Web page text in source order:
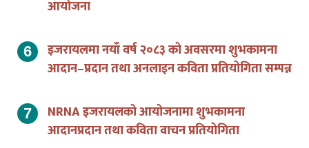
आदान–प्रदान तथा अनलाइन कविता प्रतियोगिता सम्पन्न
आदानप्रदान तथा कविता वाचन प्रतियोगिता